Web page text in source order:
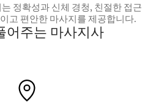
정확성과 신체 경청, 친절한 접근
고 편안한 마사지를 제공합니다.
어주는 마사지사